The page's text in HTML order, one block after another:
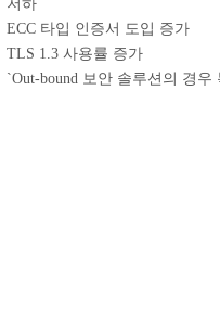
저하
ECC 타입 인증서 도입 증가
TLS 1.3 사용률 증가
`Out-bound 보안 솔루션의 경우